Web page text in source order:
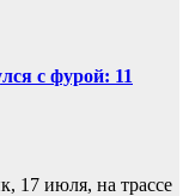
с фурой: 11
17 июля, на трассе